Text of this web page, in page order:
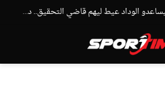
أيت منا: “كاع لي كانو كيساعدو الوداد عيط ليهم قاضي التحقيق.. دابا حتى شي واحد ما بقا باغي يعاون”